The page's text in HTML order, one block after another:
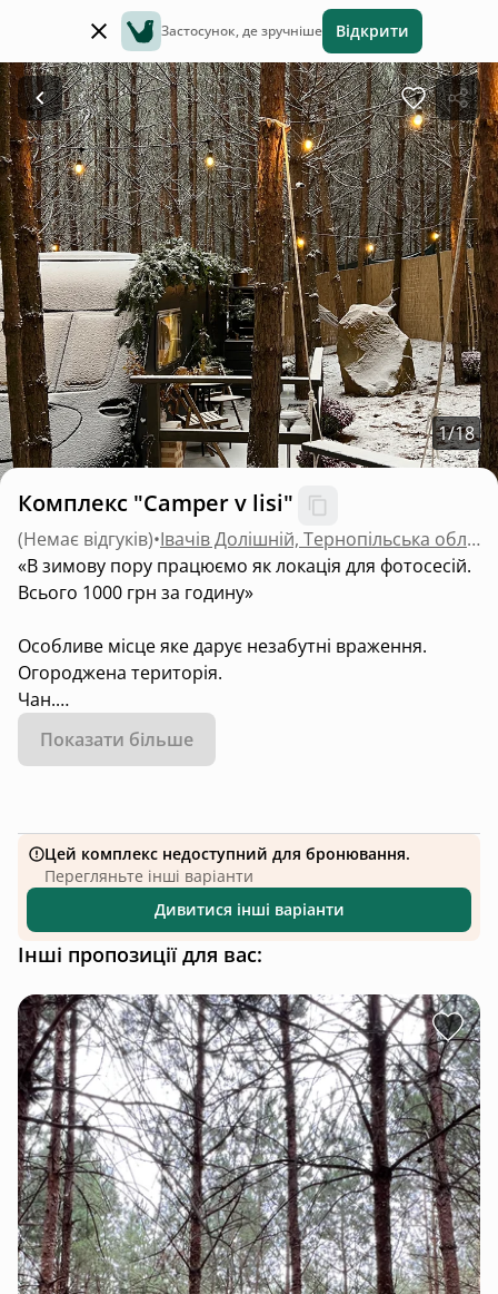
Застосунок, де зручніше Відкрити
1/18
Комплекс "Camper v lisi"
(Немає відгуків)•
Івачів Долішній, Тернопільська область
«В зимову пору працюємо як локація для фотосесій.
Всього 1000 грн за годину»
Особливе місце яке дарує незабутні враження.
Огороджена територія.
Чан.
Є все необхідне для двох осіб! 13 км від Тернополя
Рушники, халати, постіль, газова плита, посуд, міні
барбекʼю, кава/чай, спеції...
Проектор, колонка, гамак, гойдалка.
Дрова, розпалювач, пальник.
Показати більше
Цей комплекс недоступний для бронювання.
Перегляньте інші варіанти
Дивитися інші варіанти
Інші пропозиції для вас: